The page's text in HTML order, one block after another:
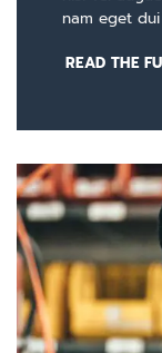
nam eget
READ THE